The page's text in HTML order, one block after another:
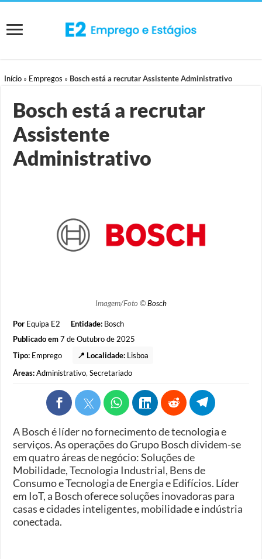
Início » Empregos » Bosch está a recrutar Assistente Administrativo
Bosch está a recrutar
Assistente
Administrativo
Imagem/Foto ©Bosch
Por Equipa E2 Entidade: Bosch
Publicado em7 de Outubro de 2025
Tipo: Emprego 📍 Localidade: Lisboa
Áreas: Administrativo,Secretariado
A Bosch é líder no fornecimento de tecnologia e
serviços. As operações do Grupo Bosch dividem-se
em quatro áreas de negócio: Soluções de
Mobilidade, Tecnologia Industrial, Bens de
Consumo e Tecnologia de Energia e Edifícios. Líder
em IoT, a Bosch oferece soluções inovadoras para
casas e cidades inteligentes, mobilidade e indústria
conectada.